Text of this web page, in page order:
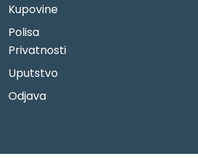
Kupovine
Polisa
Privatnosti
Uputstvo
Odjava